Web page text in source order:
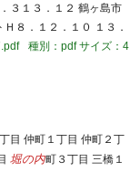
３１３．１２ 鶴ヶ島市
８．１２．１０ １３．
種別：pdfサイズ：4
目 仲町１丁目 仲町２丁
堀の内町３丁目 三橋１